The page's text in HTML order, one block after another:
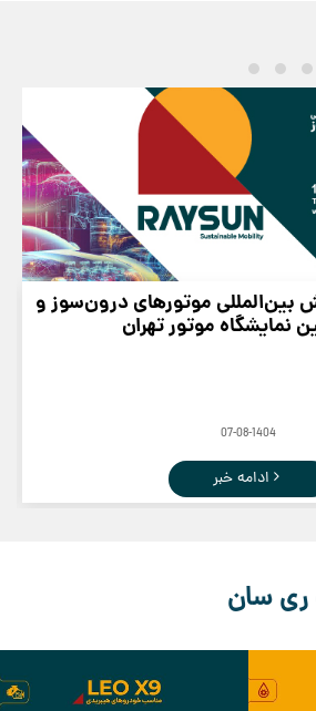
موتورهای درون‌سوز و
نمایشگاه موتور تهران
07-08-1404
ادامه خبر
ری سان